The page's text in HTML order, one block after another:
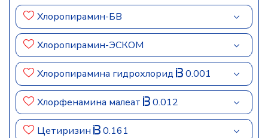
Хлоропирамин-БВ
Хлоропирамин-ЭСКОМ
Хлоропирамина гидрохлорид 0.001
Хлорфенамина малеат 0.012
Цетиризин 0.161